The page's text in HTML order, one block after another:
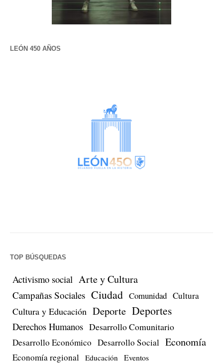
LEÓN 450 AÑOS
TOP BÚSQUEDAS
Activismo social Arte y Cultura
Campañas Sociales Ciudad Comunidad Cultura
Cultura y Educación Deporte Deportes
Derechos Humanos Desarrollo Comunitario
Desarrollo Económico Desarrollo Social Economía
Economía regional Educación Eventos